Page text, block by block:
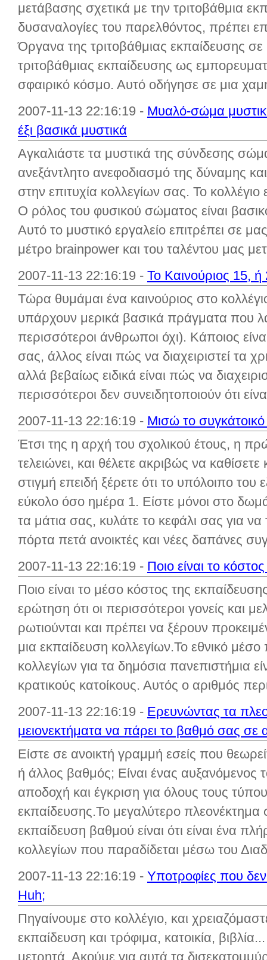
μετάβασης σχετικά με την τριτοβάθμια
δυσαναλογίες του παρελθόντος, πρέπει
Όργανα της τριτοβάθμιας εκπαίδευσης
τριτοβάθμιας εκπαίδευσης ως
σφαιρικό κόσμο. Αυτό οδήγησε σε μια
2007-11-13 22:16:19 - Μυαλό-σώμα
έξι βασικά μυστικά
Αγκαλιάστε τα μυστικά της σύνδεσης
ανεξάντλητο ανεφοδιασμό της δύναμης
στην επιτυχία κολλεγίων σας. Το κολλέγιο
Ο ρόλος του φυσικού σώματος είναι
Αυτό το μυστικό εργαλείο επιτρέπει σε
μέτρο brainpower και του ταλέντου μας
2007-11-13 22:16:19 - Το Καινούριος 15,
Τώρα θυμάμαι ένα καινούριος στο
υπάρχουν μερικά βασικά πράγματα που
περισσότεροι άνθρωποι όχι). Κάποιος
σας, άλλος είναι πώς να διαχειριστεί τα
αλλά βεβαίως ειδικά είναι πώς να
περισσότεροι δεν συνειδητοποιούν ότι
2007-11-13 22:16:19 - Μισώ το
Έτσι της η αρχή του σχολικού έτους, η
τελειώνει, και θέλετε ακριβώς να
στιγμή επειδή ξέρετε ότι το υπόλοιπο του
εύκολο όσο ημέρα 1. Είστε μόνοι στο
τα μάτια σας, κυλάτε το κεφάλι σας για
πόρτα πετά ανοικτές και νέες δαπάνες
2007-11-13 22:16:19 - Ποιο είναι το
Ποιο είναι το μέσο κόστος της
ερώτηση ότι οι περισσότεροι γονείς και
ρωτιούνται και πρέπει να ξέρουν
μια εκπαίδευση κολλεγίων.Το εθνικό
κολλεγίων για τα δημόσια πανεπιστήμια
κρατικούς κατοίκους. Αυτός ο αριθμός
2007-11-13 22:16:19 - Ερευνώντας τα
μειονεκτήματα να πάρει το βαθμό σας σε
Είστε σε ανοικτή γραμμή εσείς που
ή άλλος βαθμός; Είναι ένας αυξανόμενος
αποδοχή και έγκριση για όλους τους
εκπαίδευσης.Το μεγαλύτερο
εκπαίδευση βαθμού είναι ότι είναι ένα
κολλεγίων που παραδίδεται μέσω του
2007-11-13 22:16:19 - Υποτροφίες που
Huh;
Πηγαίνουμε στο κολλέγιο, και
εκπαίδευση και τρόφιμα, κατοικία,
μετρητά. Ακούμε για αυτά τα